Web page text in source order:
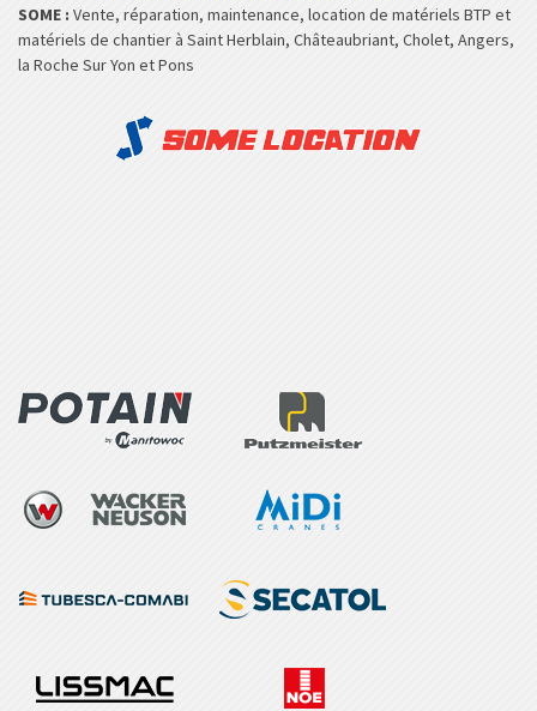
SOME : Vente, réparation, maintenance, location de matériels BTP et
matériels de chantier à Saint Herblain, Châteaubriant, Cholet, Angers,
la Roche Sur Yon et Pons